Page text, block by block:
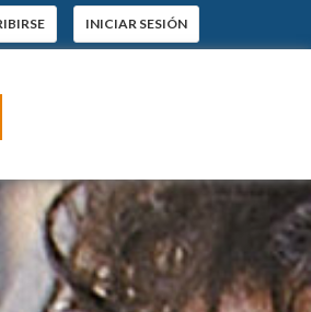
INICIAR SESIÓN